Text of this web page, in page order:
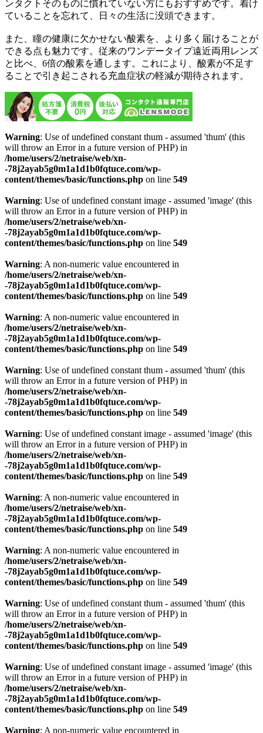
ンタクトそのものに慣れていない方にもおすすめです。着け
ていることを忘れて、日々の生活に没頭できます。
また、瞳の健康に欠かせない酸素を、より多く届けることが
できる点も魅力です。従来のワンデータイプ遠近両用レンズ
と比べ、6倍の酸素を通します。これにより、酸素が不足す
ることで引き起こされる充血症状の軽減が期待されます。
Warning: Use of undefined constant thum - assumed 'thum' (this
will throw an Error in a future version of PHP) in
/home/users/2/netraise/web/xn-
-78j2ayab5g0m1a1d1b0fqtuce.com/wp-
content/themes/basic/functions.php on line 549
Warning: Use of undefined constant image - assumed 'image' (this
will throw an Error in a future version of PHP) in
/home/users/2/netraise/web/xn-
-78j2ayab5g0m1a1d1b0fqtuce.com/wp-
content/themes/basic/functions.php on line 549
Warning: A non-numeric value encountered in
/home/users/2/netraise/web/xn-
-78j2ayab5g0m1a1d1b0fqtuce.com/wp-
content/themes/basic/functions.php on line 549
Warning: A non-numeric value encountered in
/home/users/2/netraise/web/xn-
-78j2ayab5g0m1a1d1b0fqtuce.com/wp-
content/themes/basic/functions.php on line 549
Warning: Use of undefined constant thum - assumed 'thum' (this
will throw an Error in a future version of PHP) in
/home/users/2/netraise/web/xn-
-78j2ayab5g0m1a1d1b0fqtuce.com/wp-
content/themes/basic/functions.php on line 549
Warning: Use of undefined constant image - assumed 'image' (this
will throw an Error in a future version of PHP) in
/home/users/2/netraise/web/xn-
-78j2ayab5g0m1a1d1b0fqtuce.com/wp-
content/themes/basic/functions.php on line 549
Warning: A non-numeric value encountered in
/home/users/2/netraise/web/xn-
-78j2ayab5g0m1a1d1b0fqtuce.com/wp-
content/themes/basic/functions.php on line 549
Warning: A non-numeric value encountered in
/home/users/2/netraise/web/xn-
-78j2ayab5g0m1a1d1b0fqtuce.com/wp-
content/themes/basic/functions.php on line 549
Warning: Use of undefined constant thum - assumed 'thum' (this
will throw an Error in a future version of PHP) in
/home/users/2/netraise/web/xn-
-78j2ayab5g0m1a1d1b0fqtuce.com/wp-
content/themes/basic/functions.php on line 549
Warning: Use of undefined constant image - assumed 'image' (this
will throw an Error in a future version of PHP) in
/home/users/2/netraise/web/xn-
-78j2ayab5g0m1a1d1b0fqtuce.com/wp-
content/themes/basic/functions.php on line 549
Warning: A non-numeric value encountered in